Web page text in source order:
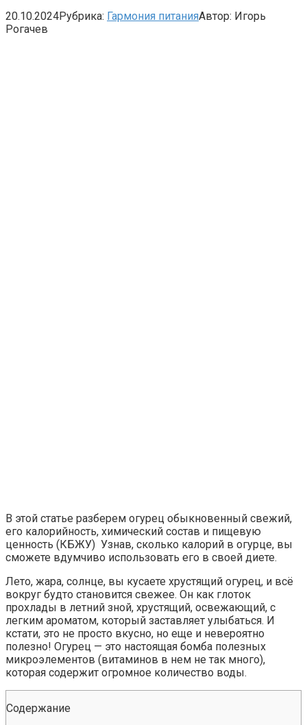
20.10.2024Рубрика: Гармония питанияАвтор: Игорь
Рогачев
В этой статье разберем огурец обыкновенный свежий,
его калорийность, химический состав и пищевую
ценность (КБЖУ) Узнав, сколько калорий в огурце, вы
сможете вдумчиво использовать его в своей диете.
Лето, жара, солнце, вы кусаете хрустящий огурец, и всё
вокруг будто становится свежее. Он как глоток
прохлады в летний зной, хрустящий, освежающий, с
легким ароматом, который заставляет улыбаться. И
кстати, это не просто вкусно, но еще и невероятно
полезно! Огурец — это настоящая бомба полезных
микроэлементов (витаминов в нем не так много),
которая содержит огромное количество воды.
Содержание
Ржу не переставая, это видео пересмотришь не раз
Королева вагона отожгла! Видео не оставит
Этот танец невесты оставит вас без слов!